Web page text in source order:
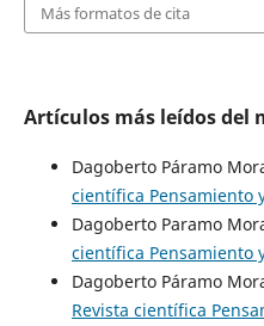
Más formatos de cita
Artículos más leídos del
Dagoberto Páramo
científica Pensamiento
Dagoberto Paramo
científica Pensamiento
Dagoberto Páramo
Revista científica